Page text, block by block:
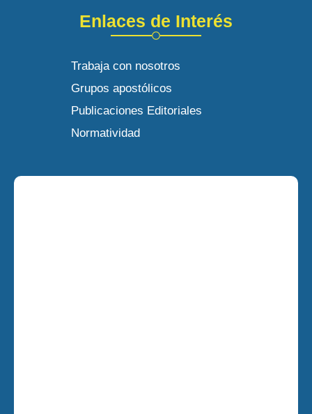
Enlaces de Interés
Trabaja con nosotros
Grupos apostólicos
Publicaciones Editoriales
Normatividad